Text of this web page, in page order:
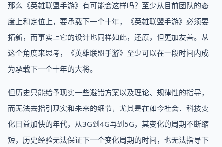
那么《英雄联盟手游》有可能会这样吗？至少从目前团队的态
度上和定位上，要承载下一个十年，《英雄联盟手游》必须要
拓新，而事实上它的设计也同样如此，还原，但更加友善。从
这个角度来思考，《英雄联盟手游》至少可以在一段时间内成
为承载下一个十年的大将。
但历史只能给予现实一些避错方案以及理论、规律性的指导，
而无法去指引现实和未来的细节，尤其是在如今社会、科技变
化日益加快的年代，从3G到4G再到5G，其变化的周期不断缩
短，历史经验无法保证下一个变化周期的时间，也无法指导下